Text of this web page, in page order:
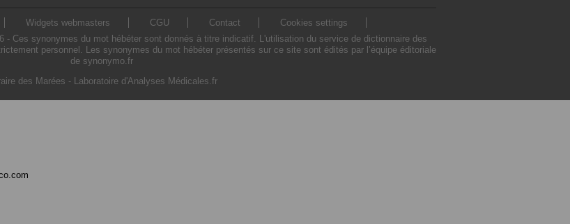
Widgets webmasters CGU Contact
Cookies settings
- Ces synonymes du mot hébéter sont donnés à titre indicatif. L'utilisation du service de dictionnaire des
personnel. Les synonymes du mot hébéter présentés sur ce site sont édités par l’équipe éditoriale
de synonymo.fr
des Marées - Laboratoire d'Analyses Médicales.fr